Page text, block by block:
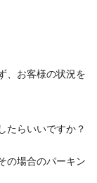
、お客様の状況を
たらいいですか？
の場合のパーキン